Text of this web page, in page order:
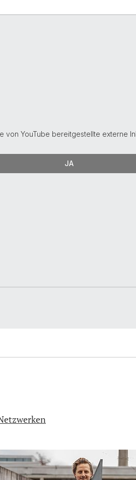
von YouTube bereitgestellte externe
JA